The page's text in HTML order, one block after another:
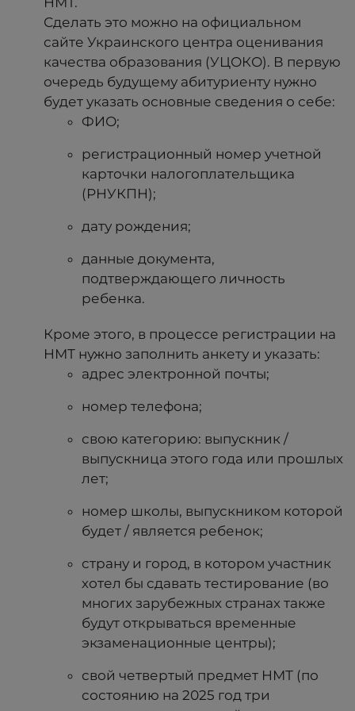
Сделать это можно на официальном
сайте Украинского центра оценивания
качества образования (УЦОКО). В первую
очередь будущему абитуриенту нужно
будет указать основные сведения о себе:
ФИО;
регистрационный номер учетной
карточки налогоплательщика
(РНУКПН);
дату рождения;
данные документа,
подтверждающего личность
ребенка.
Кроме этого, в процессе регистрации на
НМТ нужно заполнить анкету и указать:
адрес электронной почты;
номер телефона;
свою категорию: выпускник /
выпускница этого года или прошлых
лет;
номер школы, выпускником которой
будет / является ребенок;
страну и город, в котором участник
хотел бы сдавать тестирование (во
многих зарубежных странах также
будут открываться временные
экзаменационные центры);
свой четвертый предмет НМТ (по
состоянию на 2025 год три